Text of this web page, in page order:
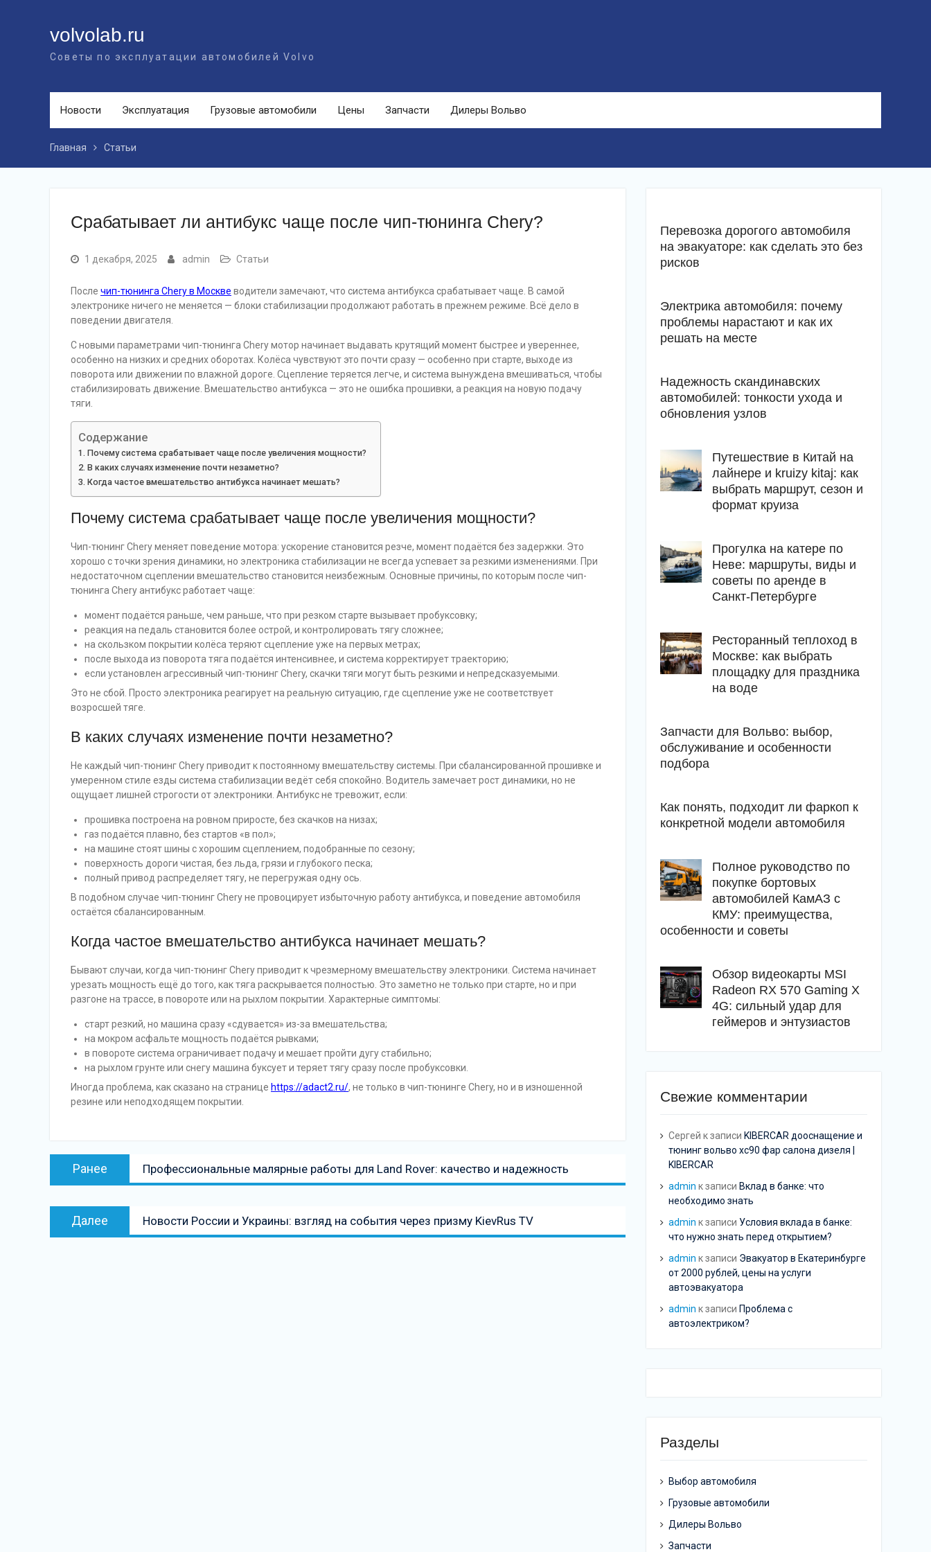
volvolab.ru
Советы по эксплуатации автомобилей Volvo
Новости Эксплуатация Грузовые автомобили Цены Запчасти Дилеры Вольво
Главная Статьи
Срабатывает ли антибукс чаще после чип-тюнинга Chery?
1 декабря, 2025 admin Статьи
После чип-тюнинга Chery в Москве водители замечают, что система антибукса срабатывает чаще. В самой
электронике ничего не меняется — блоки стабилизации продолжают работать в прежнем режиме. Всё дело в
поведении двигателя.
С новыми параметрами чип-тюнинга Chery мотор начинает выдавать крутящий момент быстрее и увереннее,
особенно на низких и средних оборотах. Колёса чувствуют это почти сразу — особенно при старте, выходе из
поворота или движении по влажной дороге. Сцепление теряется легче, и система вынуждена вмешиваться, чтобы
стабилизировать движение. Вмешательство антибукса — это не ошибка прошивки, а реакция на новую подачу
тяги.
Содержание
Почему система срабатывает чаще после увеличения мощности?
В каких случаях изменение почти незаметно?
Когда частое вмешательство антибукса начинает мешать?
Почему система срабатывает чаще после увеличения мощности?
Чип-тюнинг Chery меняет поведение мотора: ускорение становится резче, момент подаётся без задержки. Это
хорошо с точки зрения динамики, но электроника стабилизации не всегда успевает за резкими изменениями. При
недостаточном сцеплении вмешательство становится неизбежным. Основные причины, по которым после чип-
тюнинга Chery антибукс работает чаще:
момент подаётся раньше, чем раньше, что при резком старте вызывает пробуксовку;
реакция на педаль становится более острой, и контролировать тягу сложнее;
на скользком покрытии колёса теряют сцепление уже на первых метрах;
после выхода из поворота тяга подаётся интенсивнее, и система корректирует траекторию;
если установлен агрессивный чип-тюнинг Chery, скачки тяги могут быть резкими и непредсказуемыми.
Это не сбой. Просто электроника реагирует на реальную ситуацию, где сцепление уже не соответствует
возросшей тяге.
В каких случаях изменение почти незаметно?
Не каждый чип-тюнинг Chery приводит к постоянному вмешательству системы. При сбалансированной прошивке и
умеренном стиле езды система стабилизации ведёт себя спокойно. Водитель замечает рост динамики, но не
ощущает лишней строгости от электроники. Антибукс не тревожит, если:
прошивка построена на ровном приросте, без скачков на низах;
газ подаётся плавно, без стартов «в пол»;
на машине стоят шины с хорошим сцеплением, подобранные по сезону;
поверхность дороги чистая, без льда, грязи и глубокого песка;
полный привод распределяет тягу, не перегружая одну ось.
В подобном случае чип-тюнинг Chery не провоцирует избыточную работу антибукса, и поведение автомобиля
остаётся сбалансированным.
Когда частое вмешательство антибукса начинает мешать?
Бывают случаи, когда чип-тюнинг Chery приводит к чрезмерному вмешательству электроники. Система начинает
урезать мощность ещё до того, как тяга раскрывается полностью. Это заметно не только при старте, но и при
разгоне на трассе, в повороте или на рыхлом покрытии. Характерные симптомы:
старт резкий, но машина сразу «сдувается» из-за вмешательства;
на мокром асфальте мощность подаётся рывками;
в повороте система ограничивает подачу и мешает пройти дугу стабильно;
на рыхлом грунте или снегу машина буксует и теряет тягу сразу после пробуксовки.
Иногда проблема, как сказано на странице https://adact2.ru/, не только в чип-тюнинге Chery, но и в изношенной
резине или неподходящем покрытии.
Навигация
Ранее
Предыдущая
запись:
Профессиональные малярные работы для Land Rover: качество и надежность
Далее
Следующая
запись
Новости России и Украины: взгляд на события через призму KievRus TV
Перевозка дорогого автомобиля
на эвакуаторе: как сделать это без
рисков
Электрика автомобиля: почему
проблемы нарастают и как их
решать на месте
Надежность скандинавских
автомобилей: тонкости ухода и
обновления узлов
Путешествие в Китай на
лайнере и kruizy kitaj: как
выбрать маршрут, сезон и
формат круиза
Прогулка на катере по
Неве: маршруты, виды и
советы по аренде в
Санкт-Петербурге
Ресторанный теплоход в
Москве: как выбрать
площадку для праздника
на воде
Запчасти для Вольво: выбор,
обслуживание и особенности
подбора
Как понять, подходит ли фаркоп к
конкретной модели автомобиля
Полное руководство по
покупке бортовых
автомобилей КамАЗ с
КМУ: преимущества,
особенности и советы
Обзор видеокарты MSI
Radeon RX 570 Gaming X
4G: сильный удар для
геймеров и энтузиастов
Свежие комментарии
Сергей к записи KIBERCAR дооснащение и
тюнинг вольво хс90 фар салона дизеля |
KIBERCAR
admin к записи Вклад в банке: что
необходимо знать
admin к записи Условия вклада в банке:
что нужно знать перед открытием?
admin к записи Эвакуатор в Екатеринбурге
от 2000 рублей, цены на услуги
автоэвакуатора
admin к записи Проблема с
автоэлектриком?
Разделы
Выбор автомобиля
Грузовые автомобили
Дилеры Вольво
Запчасти